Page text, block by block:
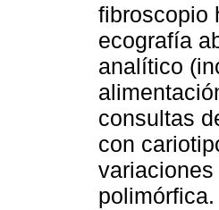
fibroscopio
ecografía
analítico
consultas
con
polimórfica.